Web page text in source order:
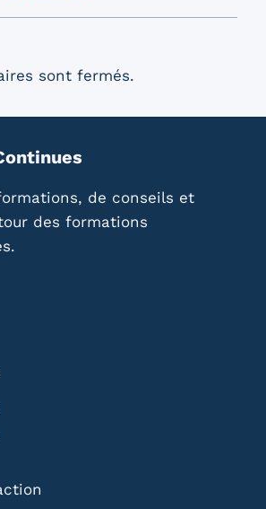
sont fermés.
de conseils et
des formations